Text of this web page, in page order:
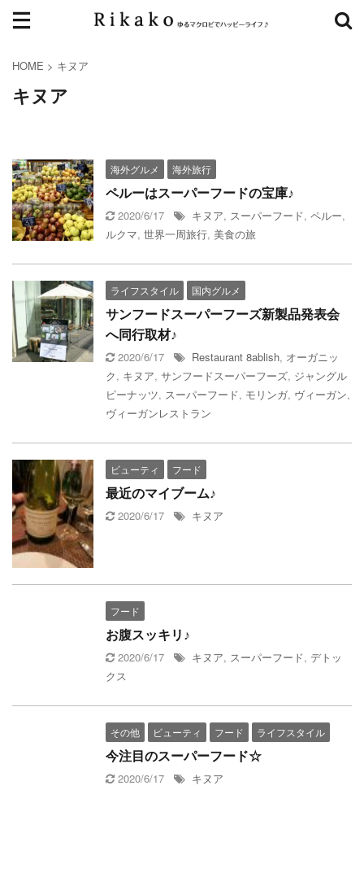
HOME > キヌア
キヌア
海外グルメ
海外旅行
ペルーはスーパーフードの宝庫♪
2020/6/17 キヌア, スーパーフード, ペルー,
ルクマ, 世界一周旅行, 美食の旅
ライフスタイル
国内グルメ
サンフードスーパーフーズ新製品発表会
へ同行取材♪
2020/6/17 Restaurant 8ablish, オーガニッ
ク, キヌア, サンフードスーパーフーズ, ジャングル
ピーナッツ, スーパーフード, モリンガ, ヴィーガン,
ヴィーガンレストラン
ビューティ
フード
最近のマイブーム♪
2020/6/17 キヌア
フード
お腹スッキリ♪
2020/6/17 キヌア, スーパーフード, デトッ
クス
その他 ビューティ フード
ライフスタイル
今注目のスーパーフード☆
2020/6/17 キヌア